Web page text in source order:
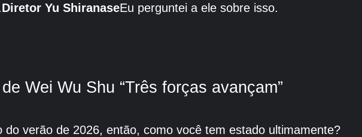
Diretor Yu ShiranaseEu perguntei a ele sobre isso.
Wei Wu Shu “Três forças avançam”
do verão de 2026, então, como você tem estado ultimamente?